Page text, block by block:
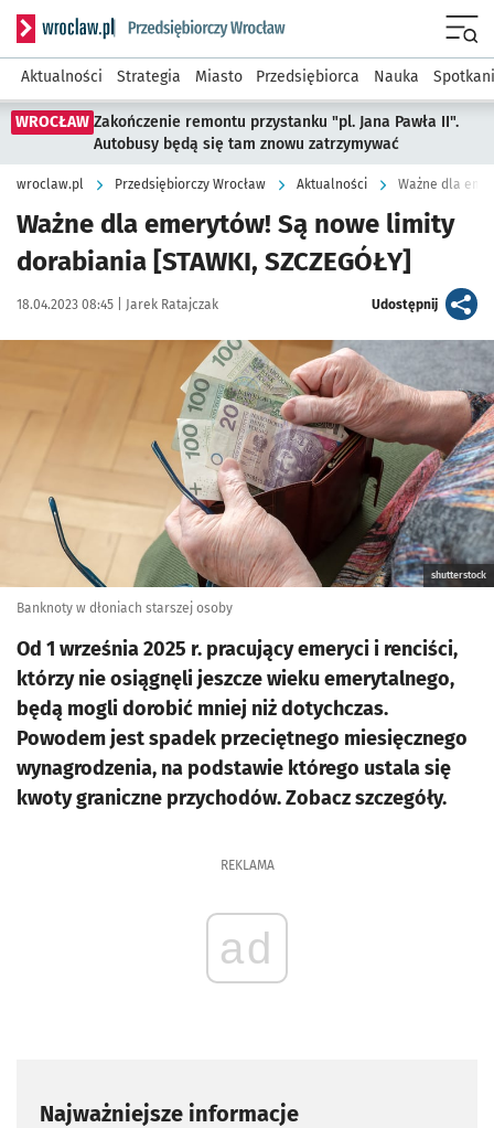
Serwis informacyjny wroclaw.pl podserwis: Strategia
Aktualności Strategia Miasto Przedsiębiorca Nauka
WROCŁAW Zakończenie remontu przystanku "pl. Jana Pawła II".
Autobusy będą się tam znowu zatrzymywać
wroclaw.pl Przedsiębiorczy Wrocław Aktualności Ważne dla
Ważne dla emerytów! Są nowe limity
dorabiania [STAWKI, SZCZEGÓŁY]
Data publikacji:
18.04.2023 08:45 | Autor:
Jarek Ratajczak Udostępnijartykuł
Kliknij, aby powiększyć
shutterstock
Banknoty w dłoniach starszej osoby
Od 1 września 2025 r. pracujący emeryci i renciści,
którzy nie osiągnęli jeszcze wieku emerytalnego,
będą mogli dorobić mniej niż dotychczas.
Powodem jest spadek przeciętnego miesięcznego
wynagrodzenia, na podstawie którego ustala się
kwoty graniczne przychodów. Zobacz szczegóły.
REKLAMA
ad
Najważniejsze informacje